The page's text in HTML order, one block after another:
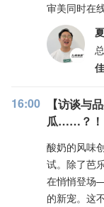
审美同时在
16:00
【访谈与
瓜……？！
酸奶的风味
试。除了芭
在悄悄登场
的新宠。这